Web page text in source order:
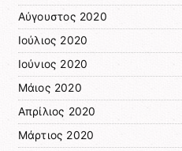
Αύγουστος 2020
Ιούλιος 2020
Ιούνιος 2020
Μάιος 2020
Απρίλιος 2020
Μάρτιος 2020